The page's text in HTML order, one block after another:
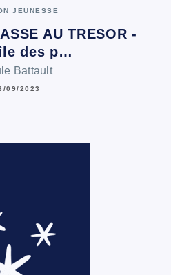
JEUNESSE
AU TRESOR -
des p…
Battault
09/2023